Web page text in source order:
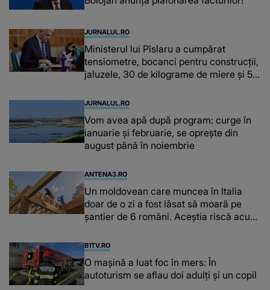
JURNALUL.RO
Ministerul lui Pîslaru a cumpărat
tensiometre, bocanci pentru construcții,
jaluzele, 30 de kilograme de miere și 50
JURNALUL.RO
Vom avea apă după program: curge în
ianuarie și februarie, se oprește din
august până în noiembrie
ANTENA3.RO
Un moldovean care muncea în Italia
doar de o zi a fost lăsat să moară pe
şantier de 6 români. Aceștia riscă acum
B1TV.RO
O maşină a luat foc în mers: În
autoturism se aflau doi adulți și un copil